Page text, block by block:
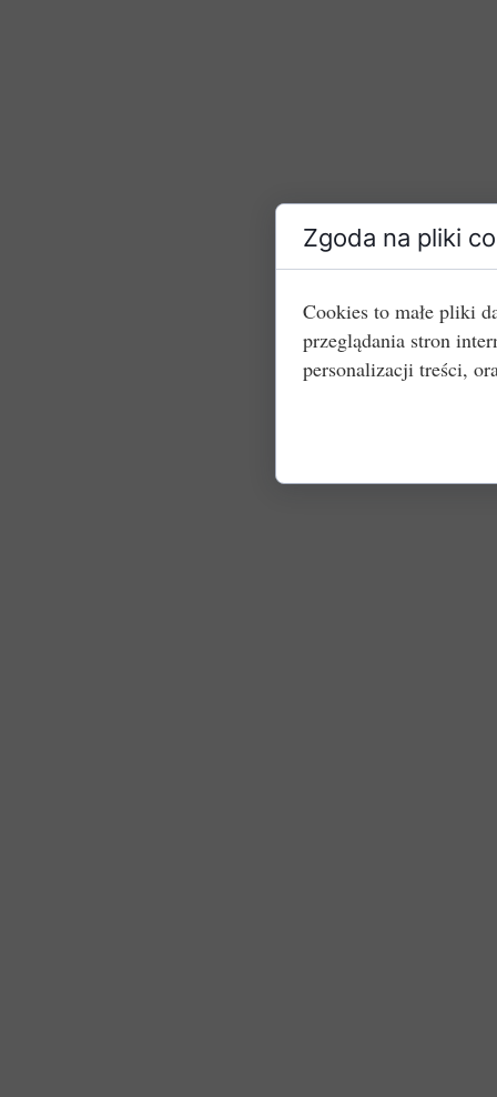
Zgoda na pliki
Cookies to małe pliki
przeglądania stron
personalizacji treści,